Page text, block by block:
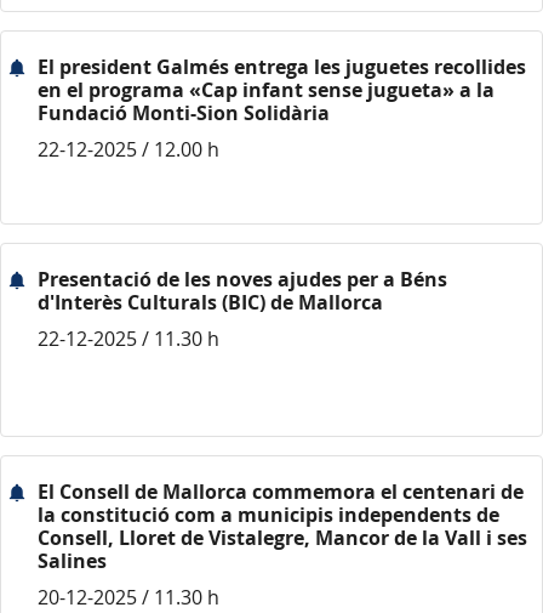
El president Galmés entrega les juguetes recollides
en el programa «Cap infant sense jugueta» a la
Fundació Monti-Sion Solidària
22-12-2025 / 12.00 h
Presentació de les noves ajudes per a Béns
d'Interès Culturals (BIC) de Mallorca
22-12-2025 / 11.30 h
El Consell de Mallorca commemora el centenari de
la constitució com a municipis independents de
Consell, Lloret de Vistalegre, Mancor de la Vall i ses
Salines
20-12-2025 / 11.30 h